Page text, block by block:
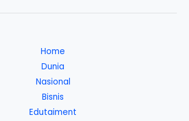
Home
Dunia
Nasional
Bisnis
Edutaiment